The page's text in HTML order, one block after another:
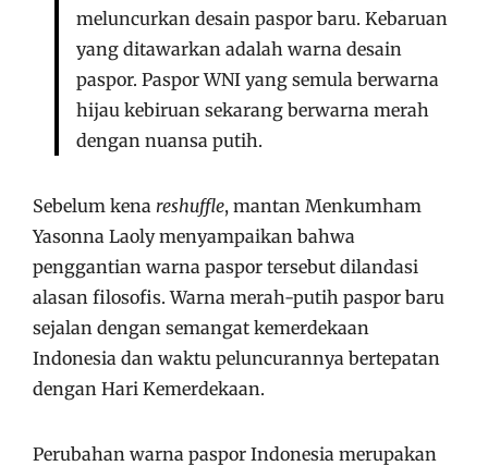
meluncurkan desain paspor baru. Kebaruan
yang ditawarkan adalah warna desain
paspor. Paspor WNI yang semula berwarna
hijau kebiruan sekarang berwarna merah
dengan nuansa putih.
Sebelum kena reshuffle, mantan Menkumham
Yasonna Laoly menyampaikan bahwa
penggantian warna paspor tersebut dilandasi
alasan filosofis. Warna merah-putih paspor baru
sejalan dengan semangat kemerdekaan
Indonesia dan waktu peluncurannya bertepatan
dengan Hari Kemerdekaan.
Perubahan warna paspor Indonesia merupakan